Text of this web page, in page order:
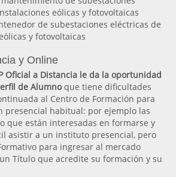
eólicas y fotovoltaicas
de subestaciones eléctricas de
y fotovoltaicas
y Online
Oficial a Distancia le da la oportunidad
de Alumnoque tiene dificultades
al Centro de Formación para
presencial habitual: por ejemplo las
que están interesadas en formarse y
asistir a un instituto presencial, pero
para ingresar al mercado
Título que acredite su formación y su